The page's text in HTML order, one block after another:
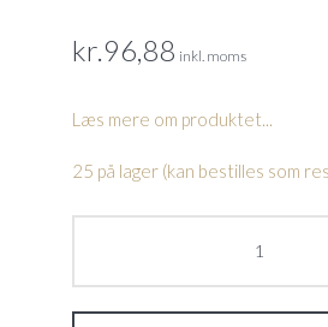
kr. 96,88 inkl. moms
Læs mere om produktet...
25 på lager (kan bestilles som